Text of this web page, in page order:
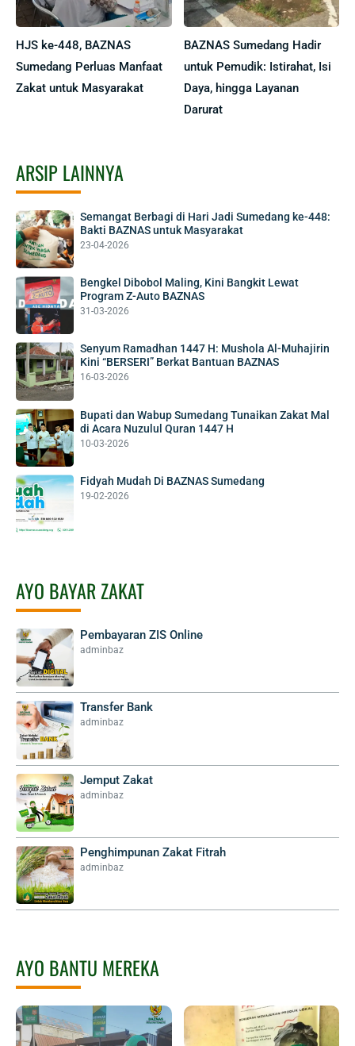
HJS ke-448, BAZNAS
Sumedang Perluas Manfaat
Zakat untuk Masyarakat
BAZNAS Sumedang Hadir
untuk Pemudik: Istirahat, Isi
Daya, hingga Layanan
Darurat
ARSIP LAINNYA
Semangat Berbagi di Hari Jadi Sumedang ke-448:
Bakti BAZNAS untuk Masyarakat
23-04-2026
Bengkel Dibobol Maling, Kini Bangkit Lewat
Program Z-Auto BAZNAS
31-03-2026
Senyum Ramadhan 1447 H: Mushola Al-Muhajirin
Kini “BERSERI” Berkat Bantuan BAZNAS
16-03-2026
Bupati dan Wabup Sumedang Tunaikan Zakat Mal
di Acara Nuzulul Quran 1447 H
10-03-2026
Fidyah Mudah Di BAZNAS Sumedang
19-02-2026
AYO BAYAR ZAKAT
Pembayaran ZIS Online
adminbaz
Transfer Bank
adminbaz
Jemput Zakat
adminbaz
Penghimpunan Zakat Fitrah
adminbaz
AYO BANTU MEREKA